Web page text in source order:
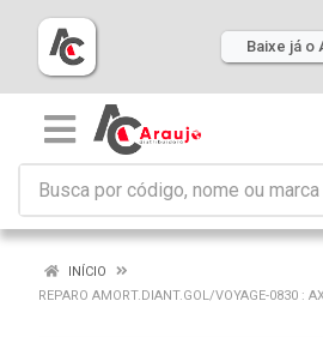
Baixe já o
INÍCIO
REPARO AMORT.DIANT.GOL/VOYAGE-0830 :